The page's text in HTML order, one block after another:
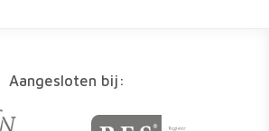
Aangesloten bij: